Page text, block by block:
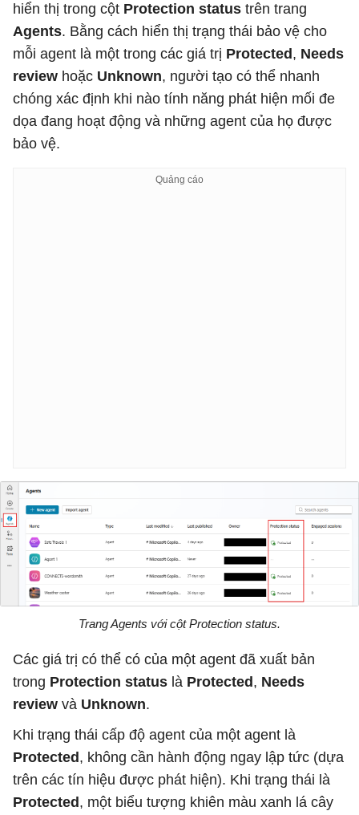
hiển thị trong cột Protection status trên trang
Agents. Bằng cách hiển thị trạng thái bảo vệ cho
mỗi agent là một trong các giá trị Protected , Needs
review hoặc Unknown, người tạo có thể nhanh
chóng xác định khi nào tính năng phát hiện mối đe
dọa đang hoạt động và những agent của họ được
bảo vệ.
Trang Agents với cột Protection status.
Các giá trị có thể có của một agent đã xuất bản
trong Protection status là Protected, Needs
review và Unknown.
Khi trạng thái cấp độ agent của một agent là
Protected, không cần hành động ngay lập tức (dựa
trên các tín hiệu được phát hiện). Khi trạng thái là
Protected, một biểu tượng khiên màu xanh lá cây